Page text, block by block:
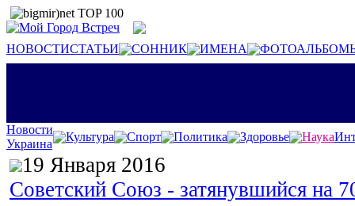
НОВОСТИСТАТЬИ СОННИК ИМЕНА
Новости
Украина
Культура Спорт Политика Здоровье Наука
19 Января 2016
Советский Союз - затянувшийся на